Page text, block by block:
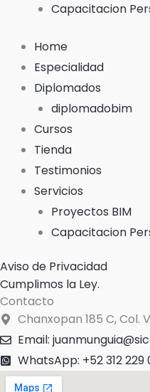
Capacitacion
Home
Especialidad
Diplomados
diplomadobim
Cursos
Tienda
Testimonios
Servicios
Proyectos BIM
Capacitacion
Aviso de Privacidad
Cumplimos la Ley.
Contacto
Chanxopan 185 C, Col.
Email:
WhatsApp: +52 312 229